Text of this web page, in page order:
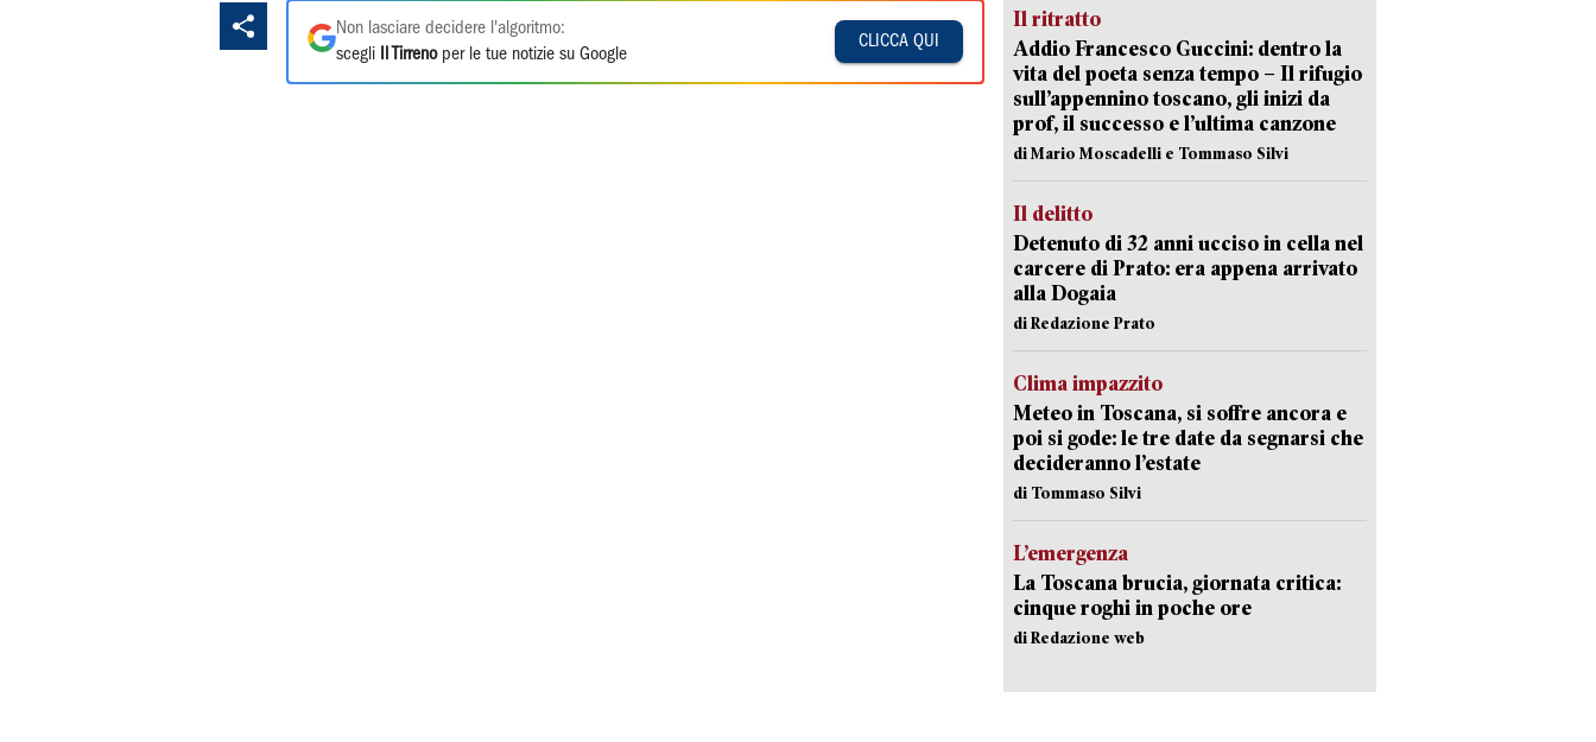
Non lasciare decidere l'algoritmo:
scegli
Il Tirrenoper le tue notizie su Google
CLICCA QUI
Il ritratto
Addio Francesco Guccini: dentro la
vita del poeta senza tempo – Il rifugio
sull’appennino toscano, gli inizi da
prof, il successo e l’ultima canzone
di Mario Moscadelli e Tommaso Silvi
Il delitto
Detenuto di 32 anni ucciso in cella nel
carcere di Prato: era appena arrivato
alla Dogaia
di Redazione Prato
Clima impazzito
Meteo in Toscana, si soffre ancora e
poi si gode: le tre date da segnarsi che
decideranno l’estate
di Tommaso Silvi
L’emergenza
La Toscana brucia, giornata critica:
cinque roghi in poche ore
di Redazione web